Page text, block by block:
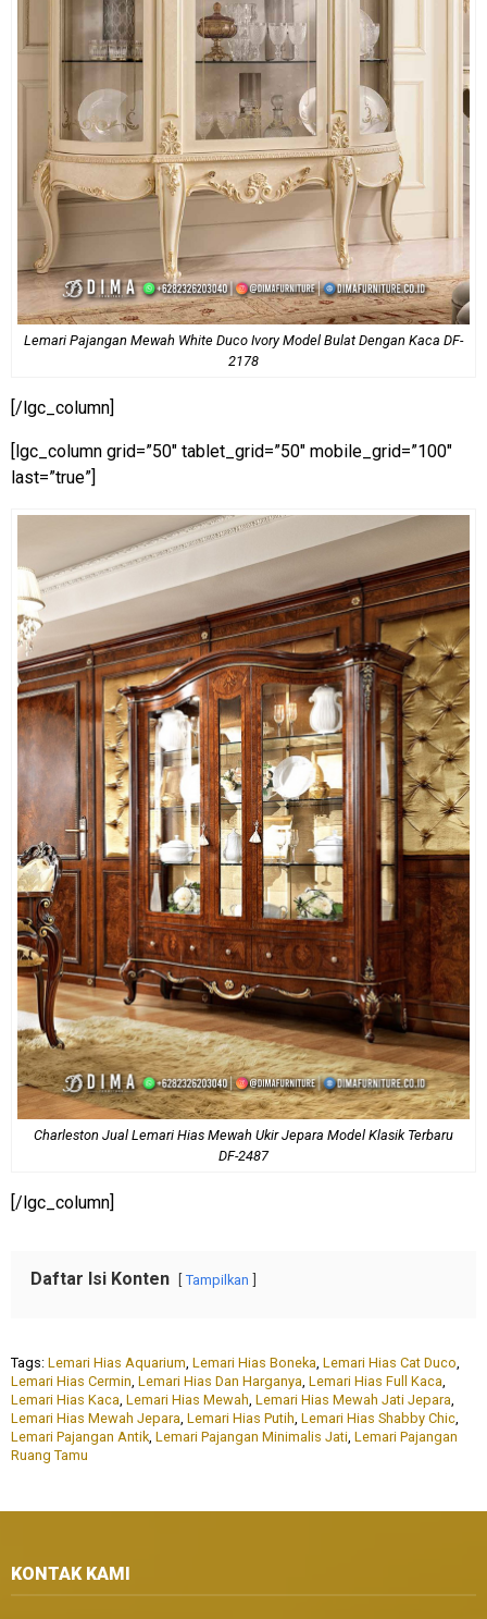
Lemari Pajangan Mewah White Duco Ivory Model Bulat Dengan Kaca DF-
2178
[/lgc_column]
[lgc_column grid=”50″ tablet_grid=”50″ mobile_grid=”100″
last=”true”]
Charleston Jual Lemari Hias Mewah Ukir Jepara Model Klasik Terbaru
DF-2487
[/lgc_column]
Daftar Isi Konten Tampilkan
Tags: Lemari Hias Aquarium Lemari Hias Boneka Lemari Hias Cat Duco
Lemari Hias Cermin Lemari Hias Dan Harganya Lemari Hias Full Kaca
Lemari Hias Kaca Lemari Hias Mewah Lemari Hias Mewah Jati Jepara
Lemari Hias Mewah Jepara Lemari Hias Putih Lemari Hias Shabby Chic
Lemari Pajangan Antik Lemari Pajangan Minimalis Jati Lemari Pajangan
Ruang Tamu
KONTAK KAMI